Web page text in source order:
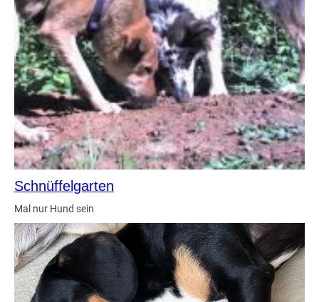
Schnüffelgarten
Mal nur Hund sein